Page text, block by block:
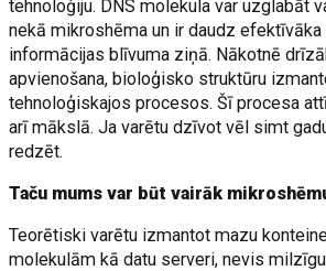
tehnoloģiju. DNS molekula var uzglabāt
nekā mikroshēma un ir daudz efektīvāka
informācijas blīvuma ziņā. Nākotnē
apvienošana, bioloģisko struktūru
tehnoloģiskajos procesos. Šī procesa
arī mākslā. Ja varētu dzīvot vēl simt
redzēt.
Taču mums var būt vairāk
Teorētiski varētu izmantot mazu
molekulām kā datu serveri, nevis